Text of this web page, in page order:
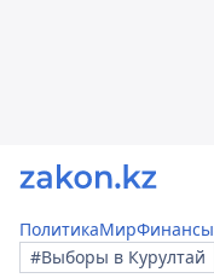
ПолитикаМирФинансы
#Выборы в Курултай